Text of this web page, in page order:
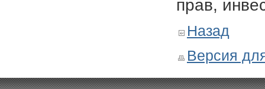
прав,
Назад
Версия